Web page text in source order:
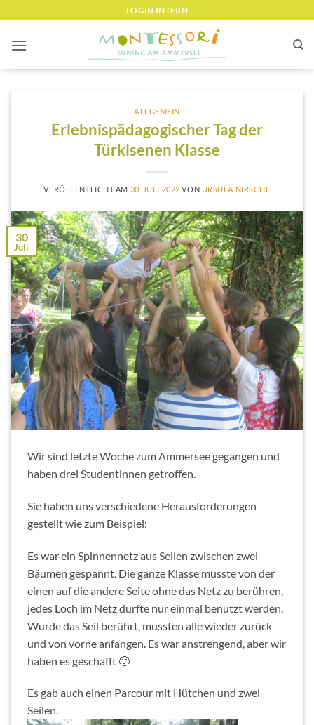
springen
LOGIN INTERN
ALLGEMEIN
Erlebnispädagogischer Tag der
Türkisenen Klasse
VERÖFFENTLICHT AM 30. JULI 2022 VON URSULA NIRSCHL
30
Juli
Wir sind letzte Woche zum Ammersee gegangen und
haben drei Studentinnen getroffen.
Sie haben uns verschiedene Herausforderungen
gestellt wie zum Beispiel:
Es war ein Spinnennetz aus Seilen zwischen zwei
Bäumen gespannt. Die ganze Klasse musste von der
einen auf die andere Seite ohne das Netz zu berühren,
jedes Loch im Netz durfte nur einmal benutzt werden.
Wurde das Seil berührt, mussten alle wieder zurück
und von vorne anfangen. Es war anstrengend, aber wir
haben es geschafft 🙂
Es gab auch einen Parcour mit Hütchen und zwei
Seilen.